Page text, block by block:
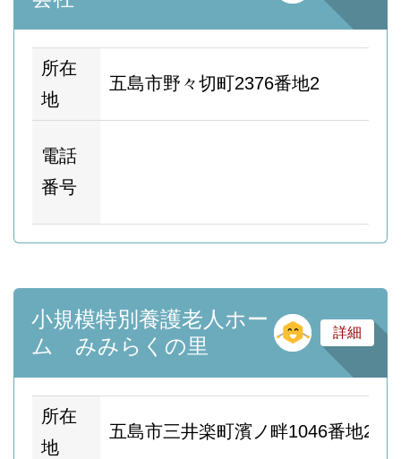
所在
地
五島市野々切町2376番地2
電話
番号
小規模特別養護老人ホー
ム みみらくの里
そ
詳細
所在
地
五島市三井楽町濱ノ畔1046番地2